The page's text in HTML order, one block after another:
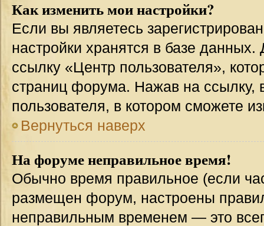
Как изменить мои настройки?
Если вы являетесь
настройки хранятся в базе
ссылку «Центр пользователя»,
страниц форума. Нажав на ссылку,
пользователя, в котором сможете
Вернуться наверх
На форуме неправильное время!
Обычно время правильное (если
размещен форум, настроены
неправильным временем — это